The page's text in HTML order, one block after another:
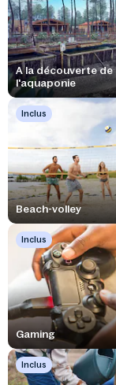
A la découverte de
l'aquaponie
Inclus
Beach-volley
Inclus
Gaming
Inclus